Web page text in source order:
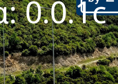
0.0.1c